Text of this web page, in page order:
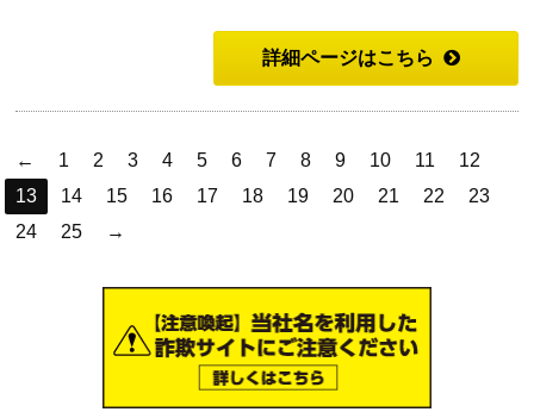
詳細ページはこちら
← 1 2 3 4 5 6 7 8 9 10 11
12
13
14 15 16 17 18 19 20 21 22
23
24
25 →